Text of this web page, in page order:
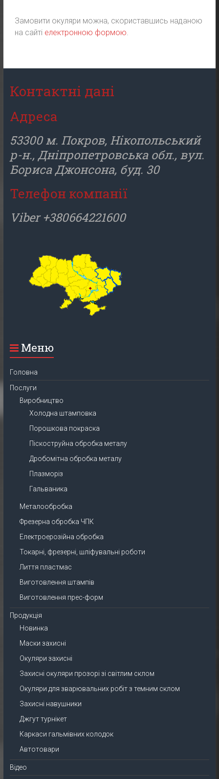
Замовити окуляри можна, скориставшись наданою
на сайті електронною формою
Контактні дані
Адреса
53300 м. Покров, Нікопольський
р-н., Дніпропетровська обл., вул.
Бориса Джонсона, буд. 30
Телефон компанії
Viber +380664221600
Меню
Головна
Послуги
Виробництво
Холодна штамповка
Порошкова покраска
Піскоструйна обробка металу
Дробомітна обробка металу
Плазморіз
Гальваника
Металообробка
Фрезерна обробка ЧПК
Електроерозійна обробка
Токарні, фрезерні, шліфувальні роботи
Лиття пластмас
Виготовлення штампів
Виготовлення прес-форм
Продукція
Новинка
Маски захисні
Окуляри захисні
Захисні окуляри прозорі зі світлим склом
Окуляри для зварювальних робіт з темним склом
Захисні навушники
Джгут турнікет
Каркаси гальмівних колодок
Автотовари
Відео